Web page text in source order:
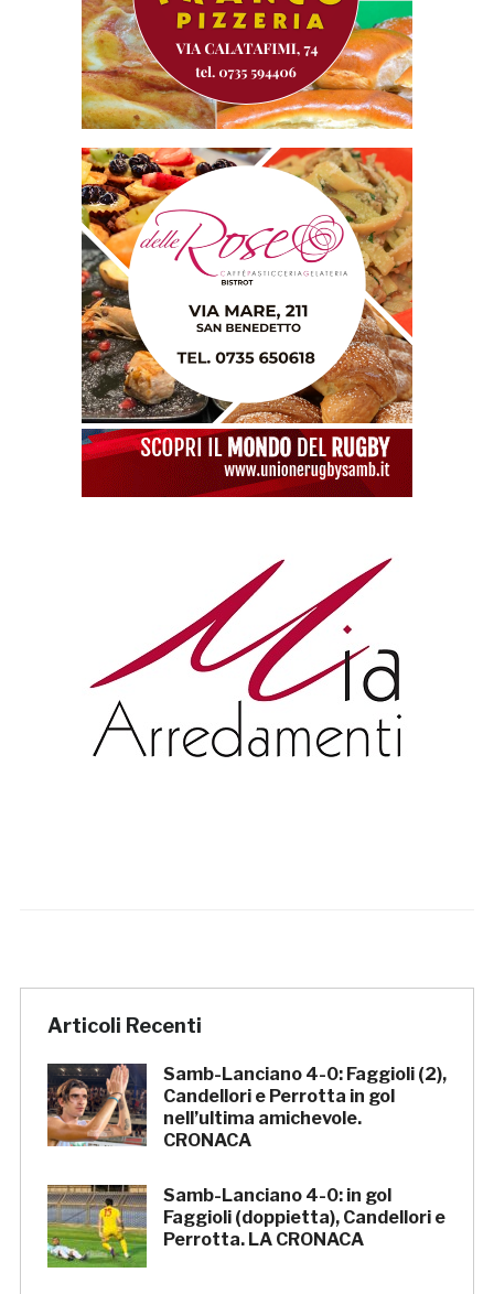
Articoli Recenti
Samb-Lanciano 4-0: Faggioli (2),
Candellori e Perrotta in gol
nell’ultima amichevole.
CRONACA
Samb-Lanciano 4-0: in gol
Faggioli (doppietta), Candellori e
Perrotta. LA CRONACA